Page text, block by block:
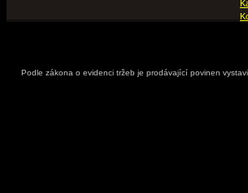
Podle zákona o evidenci tržeb je prodávající povinen